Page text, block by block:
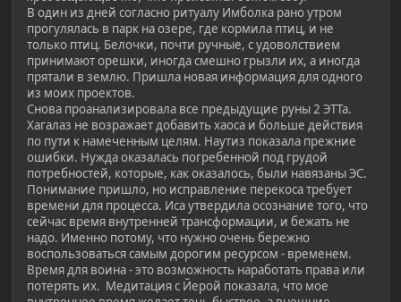
В один из дней согласно ритуалу Имболка рано утром
прогулялась в парк на озере, где кормила птиц, и не
только птиц. Белочки, почти ручные, с удоволствием
принимают орешки, иногда смешно грызли их, а иногда
прятали в землю. Пришла новая информация для одного
из моих проектов.
Снова проанализировала все предыдущие руны 2 ЭТТа.
Хагалаз не возражает добавить хаоса и больше действия
по пути к намеченным целям. Наутиз показала прежние
ошибки. Нужда оказалась погребенной под грудой
потребностей, которые, как оказалось, были навязаны ЭС.
Понимание пришло, но исправление перекоса требует
времени для процесса. Иса утвердила осознание того, что
сейчас время внутренней трансформации, и бежать не
надо. Именно потому, что нужно очень бережно
воспользоваться самым дорогим ресурсом - временем.
Время для воина - это возможность наработать права или
потерять их. Медитация с Йерой показала, что мое